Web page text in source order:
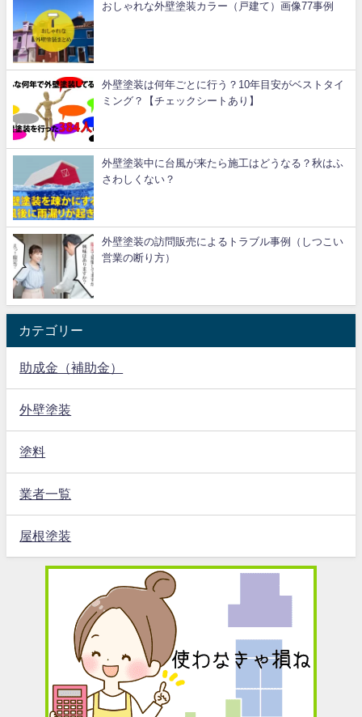
おしゃれな外壁塗装カラー（戸建て）画像77事例
外壁塗装は何年ごとに行う？10年目安がベストタイ
ミング？【チェックシートあり】
外壁塗装中に台風が来たら施工はどうなる？秋はふ
さわしくない？
外壁塗装の訪問販売によるトラブル事例（しつこい
営業の断り方）
カテゴリー
助成金（補助金）
外壁塗装
塗料
業者一覧
屋根塗装